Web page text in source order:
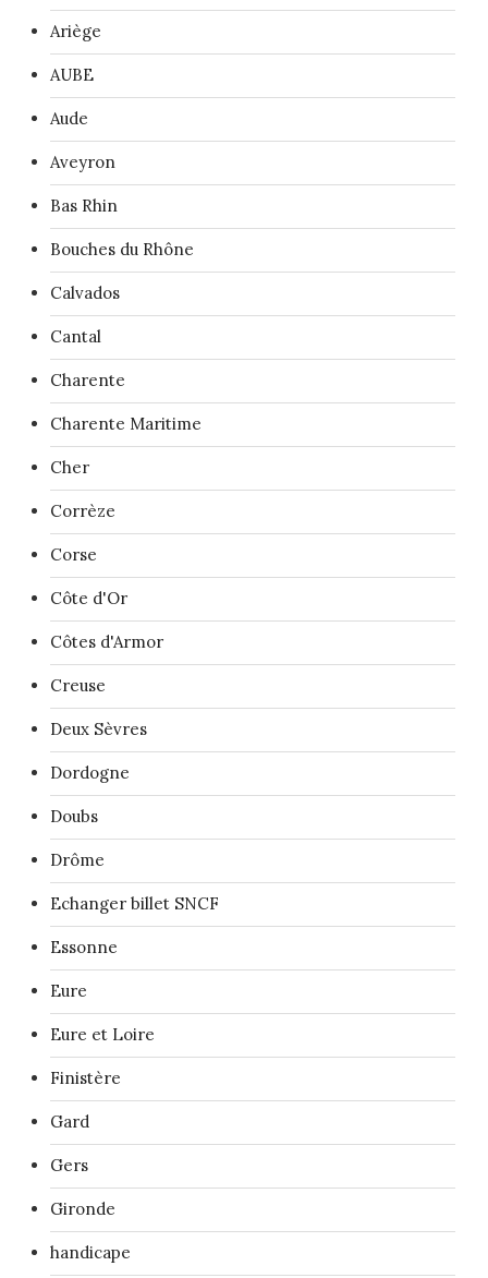
Ariège
AUBE
Aude
Aveyron
Bas Rhin
Bouches du Rhône
Calvados
Cantal
Charente
Charente Maritime
Cher
Corrèze
Corse
Côte d'Or
Côtes d'Armor
Creuse
Deux Sèvres
Dordogne
Doubs
Drôme
Echanger billet SNCF
Essonne
Eure
Eure et Loire
Finistère
Gard
Gers
Gironde
handicape